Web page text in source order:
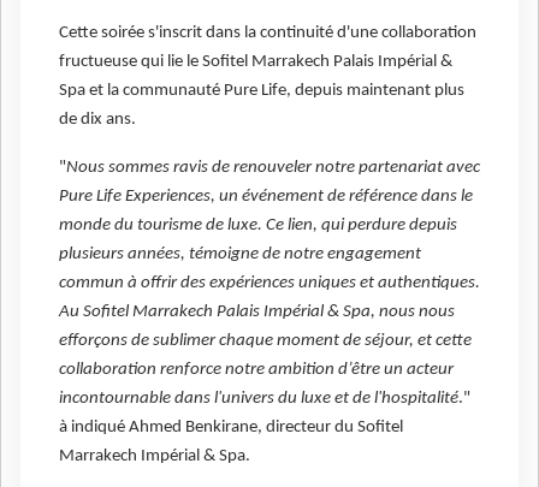
Cette soirée s'inscrit dans la continuité d'une collaboration
fructueuse qui lie le Sofitel Marrakech Palais Impérial &
Spa et la communauté Pure Life, depuis maintenant plus
de dix ans.
"Nous sommes ravis de renouveler notre partenariat avec
Pure Life Experiences, un événement de référence dans le
monde du tourisme de luxe. Ce lien, qui perdure depuis
plusieurs années, témoigne de notre engagement
commun à offrir des expériences uniques et authentiques.
Au Sofitel Marrakech Palais Impérial & Spa, nous nous
efforçons de sublimer chaque moment de séjour, et cette
collaboration renforce notre ambition d’être un acteur
incontournable dans l'univers du luxe et de l'hospitalité."
à indiqué Ahmed Benkirane, directeur du Sofitel
Marrakech Impérial & Spa.